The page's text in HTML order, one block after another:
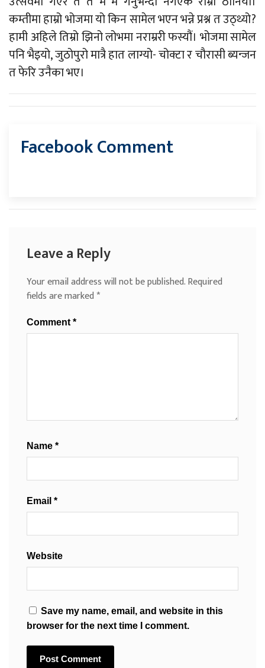
कम्तीमा हाम्रो भोजमा यो किन सामेल भएन भन्ने प्रश्न त उठ्थ्यो?
हामी अहिले तिम्रो झिनो लोभमा नराम्ररी फस्यौं। भोजमा सामेल
पनि भैइयो, जुठोपुरो मात्रै हात लाग्यो- चोक्टा र चौरासी ब्यन्जन
त फेरि उनैका भए।
Facebook Comment
Leave a Reply
Your email address will not be published.Required
fields are marked*
Comment *
Name *
Email *
Website
Save my name, email, and website in this
browser for the next time I comment.